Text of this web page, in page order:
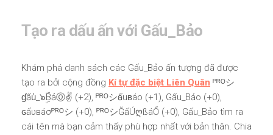
Tạo ra dấu ấn với Gấu_Bảo
Khám phá danh sách các Gấu_Bảo ấn tượng đã được
tạo ra bởi cộng đồng Kí tự đặc biệt Liên Quân ᴾᴿᴼシ
ɠấu̾_๖ۣۜBảⓄ✌ (+2), ᴾᴿᴼシԍấuʙáo (+1), Gấu_Bảo (+0),
ɢấυвáσᴾᴿᴼシ (+0), ᴾᴿᴼシĞấÚღßáŐ (+0), Gấu_Bảo tìm ra
cái tên mà bạn cảm thấy phù hợp nhất với bản thân. Chia